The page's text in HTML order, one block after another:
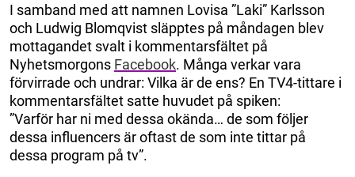
I samband med att namnen Lovisa ”Laki” Karlsson
och Ludwig Blomqvist släpptes på måndagen blev
mottagandet svalt i kommentarsfältet på
Nyhetsmorgons Facebook. Många verkar vara
förvirrade och undrar: Vilka är de ens? En TV4-tittare i
kommentarsfältet satte huvudet på spiken:
”Varför har ni med dessa okända… de som följer
dessa influencers är oftast de som inte tittar på
dessa program på tv”.